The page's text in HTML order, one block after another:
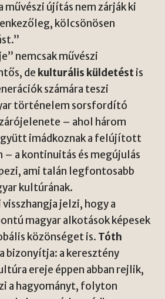
művészi újítás nem zárják ki
kölcsönösen
nemcsak művészi
de kulturális küldetéstis
számára teszi
történelem sorsfordító
– ahol három
imádkoznak a felújított
– a kontinuitás és megújulás
ami talán legfontosabb
kultúrának.
jelzi, hogy a
magyar alkotások képesek
közönséget is. Tóth
bizonyítja: a keresztény
ereje éppen abban rejlik,
a hagyományt, folyton